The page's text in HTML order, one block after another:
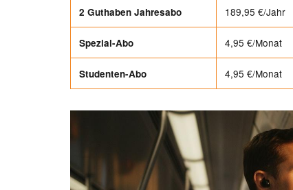
2 Guthaben Jahresabo 189,95 €/Jahr
Spezial-Abo 4,95 €/Monat
Studenten-Abo 4,95 €/Monat